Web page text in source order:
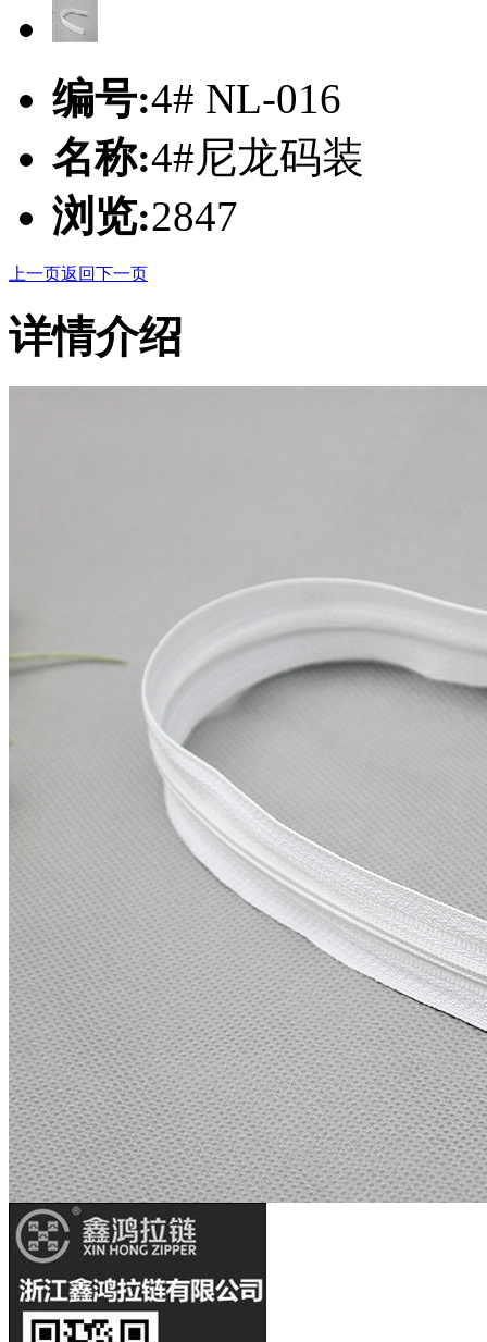
编号:4# NL-016
名称:4#尼龙码装
浏览:2847
上一页返回下一页
详情介绍